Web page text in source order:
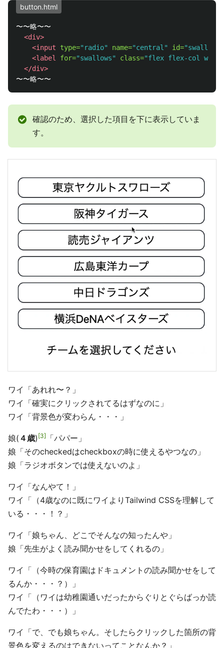
button.html
〜〜略〜〜
<div>
<input
type="radio" name="central" id="swallows"
<label
for="swallows" class="flex flex-col w-full
</div>
確認のため、選択した項目を下に表示していま
す。
ワイ「あれれ〜？」
ワイ「確実にクリックされてるはずなのに」
ワイ「背景色が変わらん・・・」
娘( ４歳) 3
「パパー」
娘「そのcheckedはcheckboxの時に使えるやつなの」
娘「ラジオボタンでは使えないのよ」
ワイ「なんやて！」
ワイ「（4歳なのに既にワイよりTailwind CSSを理解して
いる・・・！？」
ワイ「娘ちゃん、どこでそんなの知ったんや」
娘「先生がよく読み聞かせをしてくれるの」
ワイ「（今時の保育園はドキュメントの読み聞かせをして
るんか・・・？）」
ワイ「（ワイは幼稚園通いだったからぐりとぐらばっか読
んでたわ・・・）」
ワイ「で、でも娘ちゃん。そしたらクリックした箇所の背
景色を変えるのはできないってことなんか？」